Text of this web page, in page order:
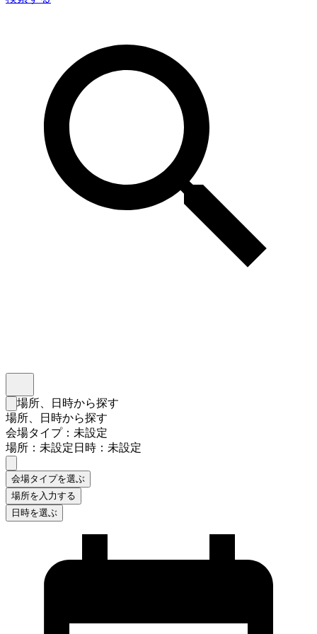
検索フォームを閉じる
場所、日時から探す
場所、日時から探す
会場タイプ：未設定
場所：未設定日時：未設定
会場タイプを選ぶ
場所を入力する
日時を選ぶ